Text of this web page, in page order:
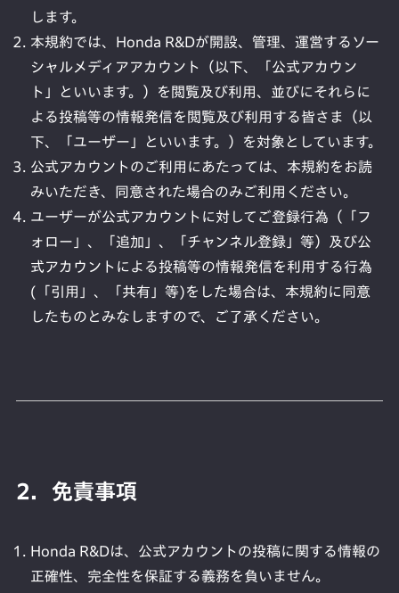
します。
本規約では、Honda R&Dが開設、管理、運営するソー
シャルメディアアカウント（以下、「公式アカウン
ト」といいます。）を閲覧及び利用、並びにそれらに
よる投稿等の情報発信を閲覧及び利用する皆さま（以
下、「ユーザー」といいます。）を対象としています。
公式アカウントのご利用にあたっては、本規約をお読
みいただき、同意された場合のみご利用ください。
ユーザーが公式アカウントに対してご登録行為（「フ
ォロー」、「追加」、「チャンネル登録」等）及び公
式アカウントによる投稿等の情報発信を利用する行為
(「引用」、「共有」等)をした場合は、本規約に同意
したものとみなしますので、ご了承ください。
2．免責事項
Honda R&Dは、公式アカウントの投稿に関する情報の
正確性、完全性を保証する義務を負いません。